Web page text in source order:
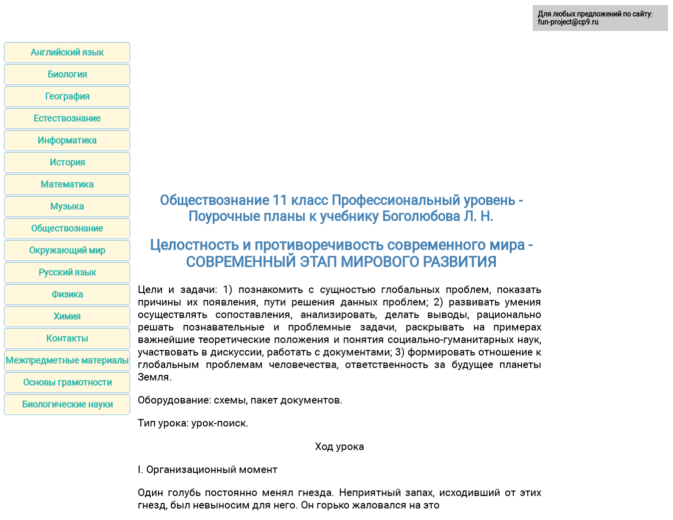
Английский язык
Биология
География
Естествознание
Информатика
История
Математика
Музыка
Обществознание
Окружающий мир
Русский язык
Физика
Химия
Контакты
Межпредметные материалы
Основы грамотности
Биологические науки
Обществознание 11 класс Профессиональный уровень -
Поурочные планы к учебнику Боголюбова Л. Н.
Целостность и противоречивость современного мира -
СОВРЕМЕННЫЙ ЭТАП МИРОВОГО РАЗВИТИЯ
Цели и задачи: 1) познакомить с сущностью глобальных проблем, показать
причины их появления, пути решения данных проблем; 2) развивать умения
осуществлять сопоставления, анализировать, делать выводы, рационально
решать познавательные и проблемные задачи, раскрывать на примерах
важнейшие теоретические положения и понятия социально-гуманитарных наук,
участвовать в дискуссии, работать с документами; 3) формировать отношение к
глобальным проблемам человечества, ответственность за будущее планеты
Земля.
Оборудование: схемы, пакет документов.
Тип урока: урок-поиск.
Ход урока
I. Организационный момент
Один голубь постоянно менял гнезда. Неприятный запах, исходивший от этих
гнезд, был невыносим для него. Он горько жаловался на это
Для любых предложений по сайту:
fun-project@cp9.ru